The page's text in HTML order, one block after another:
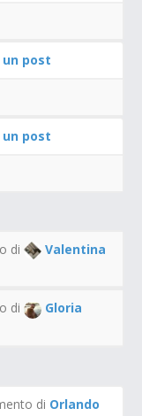
un post
un post
di
Valentina
di
Gloria
di Orlando